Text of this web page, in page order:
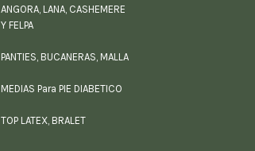
ANGORA, LANA, CASHEMERE
Y FELPA
PANTIES, BUCANERAS, MALLA
MEDIAS Para PIE DIABETICO
TOP LATEX, BRALET